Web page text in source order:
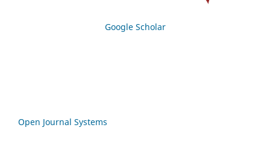
Google Scholar
Open Journal Systems